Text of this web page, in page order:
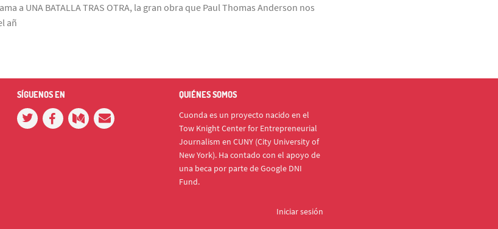
a UNA BATALLA TRAS OTRA, la gran obra que Paul Thomas Anderson nos
añ
SÍGUENOS EN QUIÉNES SOMOS
Cuonda es un proyecto nacido en el
Tow Knight Center for Entrepreneurial
Journalism en CUNY (City University of
New York). Ha contado con el apoyo de
una beca por parte de Google DNI
Fund.
Iniciar sesión